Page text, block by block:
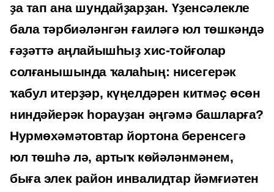
ҙа тап ана шундайҙарҙан. Үҙенсәлекле
бала тәрбиәләнгән ғаиләгә юл төшкәндә
ғәҙәттә аңлайышһыҙ хис-тойғолар
солғанышында ҡалаһың: нисегерәк
ҡабул итерҙәр, күңелдәрен китмәҫ өсөн
ниндәйерәк һорауҙан әңгәмә башларға?
Нурмөхәмәтовтар йортона беренсегә
юл төшһә лә, артыҡ көйәләнмәнем,
быға элек район инвалидтар йәмғиәтен